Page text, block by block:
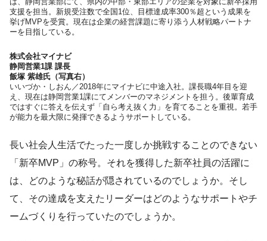
支援を担当。新規受注数で全国1位、目標達成率300％超という成果を
挙げMVPを受賞。現在は企業の経営課題に寄り添う人材戦略パートナ
ーを目指している。
株式会社マイナビ
静岡営業1課 課長
飯塚 紫雄氏（写真右）
いいづか・しおん／2018年にマイナビに中途入社。課長職4年目を迎
え、現在は静岡営業1課にてメンバーのマネジメントを担う。後輩育成
ではすぐに答えを伝えず「自ら考え抜く力」を育てることを重視。若手
が能力を最大限に発揮できるようサポートしている。
長い社会人生活でたった一度しか挑戦することのできない
「新卒MVP」の称号。それを獲得した新卒社員の活躍に
は、どのような秘話が隠されているのでしょうか。そし
て、その達成を支えたリーダーはどのようなサポートやチ
ームづくりを行っていたのでしょうか。